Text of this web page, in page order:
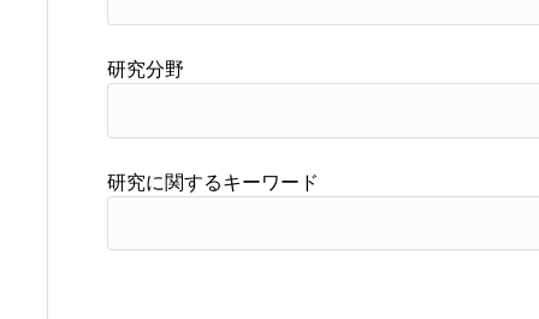
研究分野
研究に関するキーワード